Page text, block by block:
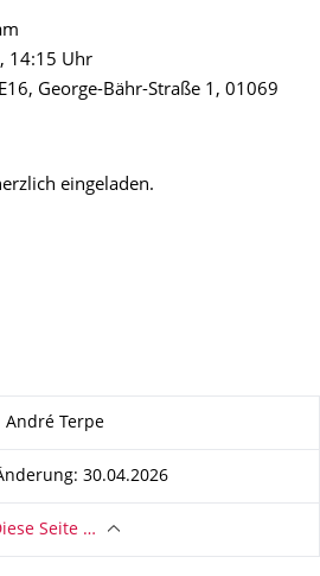
14:15 Uhr
George-Bähr-Straße 1, 01069
eingeladen.
André Terpe
30.04.2026
Seite …